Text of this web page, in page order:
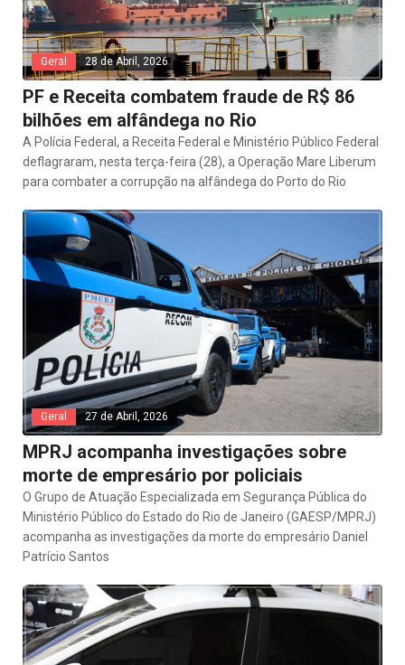
Geral 28 de Abril, 2026
PF e Receita combatem fraude de R$ 86
bilhões em alfândega no Rio
A Polícia Federal, a Receita Federal e Ministério Público Federal
deflagraram, nesta terça-feira (28), a Operação Mare Liberum
para combater a corrupção na alfândega do Porto do Rio
Geral 27 de Abril, 2026
MPRJ acompanha investigações sobre
morte de empresário por policiais
O Grupo de Atuação Especializada em Segurança Pública do
Ministério Público do Estado do Rio de Janeiro (GAESP/MPRJ)
acompanha as investigações da morte do empresário Daniel
Patrício Santos